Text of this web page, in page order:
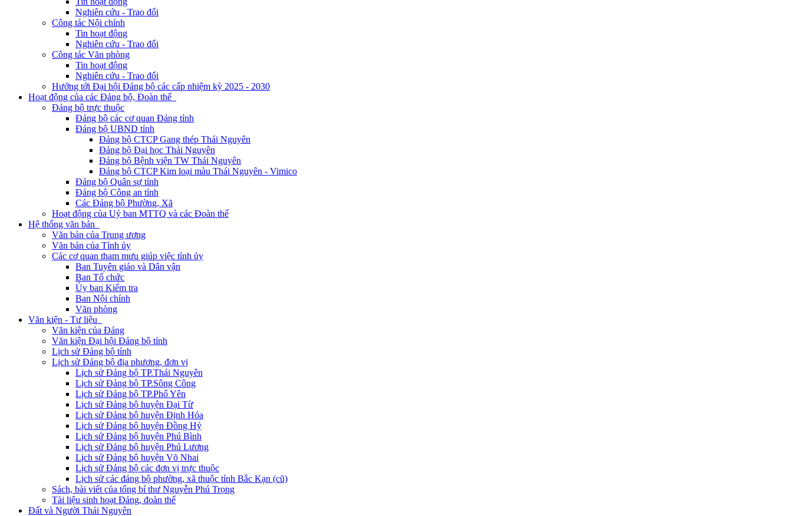
Nghiên cứu - Trao đổi
Công tác Nội chính
Tin hoạt động
Nghiên cứu - Trao đổi
Công tác Văn phòng
Tin hoạt động
Nghiên cứu - Trao đổi
Hướng tới Đại hội Đảng bộ các cấp nhiệm kỳ 2025 - 2030
Hoạt động của các Đảng bộ, Đoàn thể
Đảng bộ trực thuộc
Đảng bộ các cơ quan Đảng tỉnh
Đảng bộ UBND tỉnh
Đảng bộ CTCP Gang thép Thái Nguyên
Đảng bộ Đại học Thái Nguyên
Đảng bộ Bệnh viện TW Thái Nguyên
Đảng bộ CTCP Kim loại màu Thái Nguyên - Vimico
Đảng bộ Quân sự tỉnh
Đảng bộ Công an tỉnh
Các Đảng bộ Phường, Xã
Hoạt động của Uỷ ban MTTQ và các Đoàn thể
Hệ thống văn bản
Văn bản của Trung ương
Văn bản của Tỉnh ủy
Các cơ quan tham mưu giúp việc tỉnh ủy
Ban Tuyên giáo và Dân vận
Ban Tổ chức
Ủy ban Kiểm tra
Ban Nội chính
Văn phòng
Văn kiện - Tư liệu
Văn kiện của Đảng
Văn kiện Đại hội Đảng bộ tỉnh
Lịch sử Đảng bộ tỉnh
Lịch sử Đảng bộ địa phương, đơn vị
Lịch sử Đảng bộ TP.Thái Nguyên
Lịch sử Đảng bộ TP.Sông Công
Lịch sử Đảng bộ TP.Phổ Yên
Lịch sử Đảng bộ huyện Đại Từ
Lịch sử Đảng bộ huyện Định Hóa
Lịch sử Đảng bộ huyện Đồng Hỷ
Lịch sử Đảng bộ huyện Phú Bình
Lịch sử Đảng bộ huyện Phú Lương
Lịch sử Đảng bộ huyện Võ Nhai
Lịch sử Đảng bộ các đơn vị trực thuộc
Lịch sử các đảng bộ phường, xã thuộc tỉnh Bắc Kạn (cũ)
Sách, bài viết của tổng bí thư Nguyễn Phú Trọng
Tài liệu sinh hoạt Đảng, đoàn thể
Đất và Người Thái Nguyên